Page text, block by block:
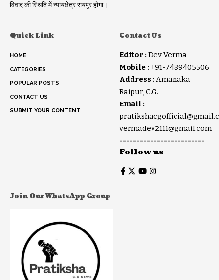
विवाद की स्थिति में न्यायक्षेत्र रायपुर होगा।
Quick Link
HOME
CATEGORIES
POPULAR POSTS
CONTACT US
SUBMIT YOUR CONTENT
Contact Us
Editor : Dev Verma
Mobile : +91-7489405506
Address : Amanaka
Raipur, C.G.
Email :
vermadev2111@gmail.com
-------------------------
Follow us
Join Our WhatsApp Group